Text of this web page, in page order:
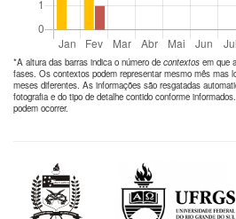
*A altura das barras indica o número de contextos em que
fases. Os contextos podem representar mesmo mês mas
meses diferentes. As informações são resgatadas
fotografia e do tipo de detalhe contido conforme
podem ocorrer.